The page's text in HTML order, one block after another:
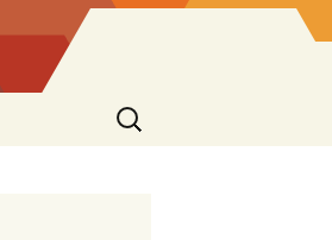
Rechercher :